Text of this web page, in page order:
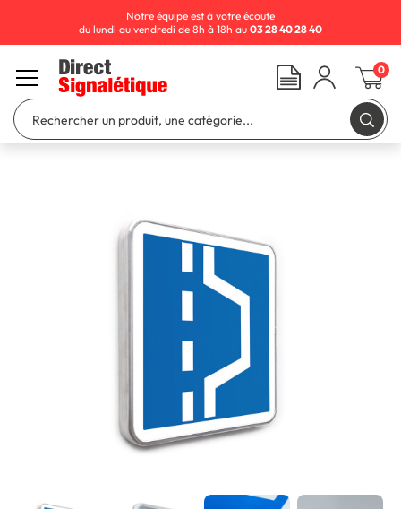
Notre équipe est à votre écoute
du lundi au vendredi de 8h à 18h au 03 28 40 28 40
0